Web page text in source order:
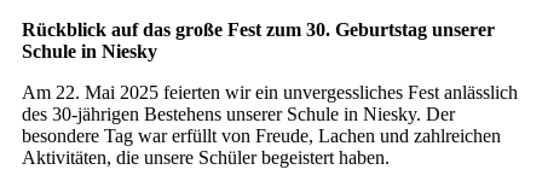
Rückblick auf das große Fest zum 30. Geburtstag unserer
Schule in Niesky
Am 22. Mai 2025 feierten wir ein unvergessliches Fest anlässlich
des 30-jährigen Bestehens unserer Schule in Niesky. Der
besondere Tag war erfüllt von Freude, Lachen und zahlreichen
Aktivitäten, die unsere Schüler begeistert haben.